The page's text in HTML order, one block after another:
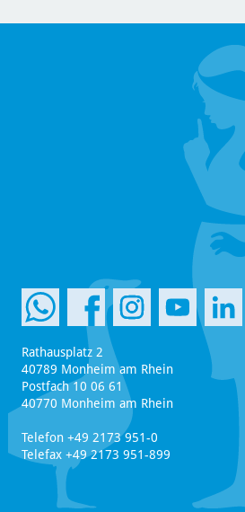
Rathausplatz 2
40789 Monheim am Rhein
Postfach 10 06 61
40770 Monheim am Rhein
Telefon +49 2173 951-0
Telefax +49 2173 951-899